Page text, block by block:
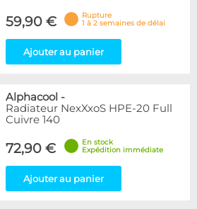
59,90 €
Rupture
1 à 2 semaines de délai
Ajouter au panier
Alphacool -
Radiateur NexXxoS HPE-20 Full
Cuivre 140
72,90 €
En stock
Expédition immédiate
Ajouter au panier